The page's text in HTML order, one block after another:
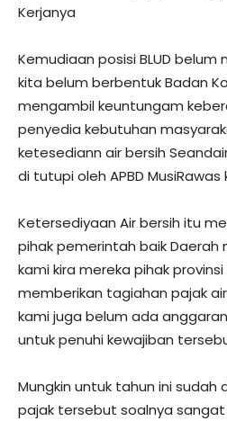
Kerjanya
Kemudiaan posisi BLUD
kita belum berbentuk Badan
mengambil keuntungam
penyedia kebutuhan
ketesediann air bersih
di tutupi oleh APBD
Ketersediyaan Air bersih itu
pihak pemerintah baik Daerah
kami kira mereka pihak
memberikan tagiahan pajak
kami juga belum ada
untuk penuhi kewajiban
Mungkin untuk tahun ini sudah
pajak tersebut soalnya sangat